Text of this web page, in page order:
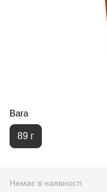
Вага
89 г
Немає в наявності